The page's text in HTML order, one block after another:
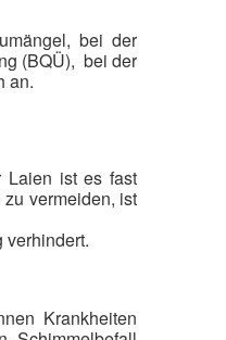
bei der
(BQÜ), bei der
an.
Laien ist es fast
vermeiden, ist
verhindert.
Krankheiten